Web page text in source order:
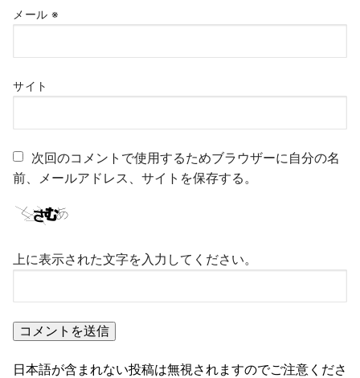
メール ※
サイト
次回のコメントで使用するためブラウザーに自分の名
前、メールアドレス、サイトを保存する。
上に表示された文字を入力してください。
日本語が含まれない投稿は無視されますのでご注意くださ